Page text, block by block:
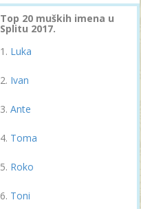
Top 20 muških imena u
Splitu 2017.
Luka
Ivan
Ante
Toma
Roko
Toni